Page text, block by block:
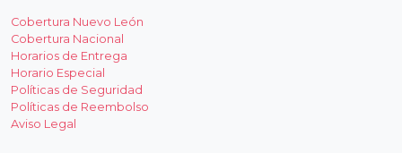
Cobertura Nuevo León
Cobertura Nacional
Horarios de Entrega
Horario Especial
Políticas de Seguridad
Políticas de Reembolso
Aviso Legal